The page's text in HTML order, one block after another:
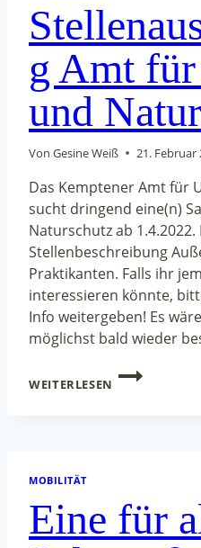
g Amt
und
Von Gesine Weiß 21. Februar
Das Kemptener Amt für
sucht dringend eine(n)
Naturschutz ab 1.4.2022.
Stellenbeschreibung
Praktikanten. Falls ihr
interessieren könnte,
Info weitergeben! Es
möglichst bald wieder
WEITERLESEN
MOBILITÄT
Eine für